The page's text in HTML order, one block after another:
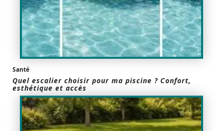
Santé
Quel escalier choisir pour ma piscine ? Confort,
esthétique et accès